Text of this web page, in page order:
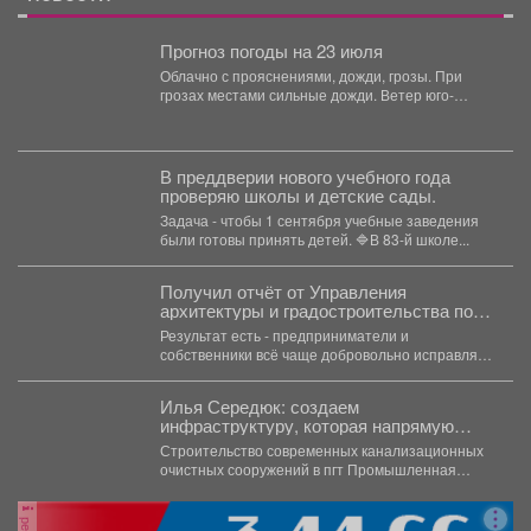
Прогноз погоды на 23 июля
Облачно с прояснениями, дожди, грозы. При
грозах местами сильные дожди. Ветер юго-
В преддверии нового учебного года
проверяю школы и детские сады.
Задача - чтобы 1 сентября учебные заведения
были готовы принять детей. 🔷В 83-й школе...
Получил отчёт от Управления
архитектуры и градостроительства по
борьбе с несанкционированной
рекламой и приведению фасадов в
порядок.
Результат есть - предприниматели и
собственники всё чаще добровольно исправляют
Илья Середюк: создаем
инфраструктуру, которая напрямую
повышает качество жизни людей
Строительство современных канализационных
очистных сооружений в пгт Промышленная
готовность...